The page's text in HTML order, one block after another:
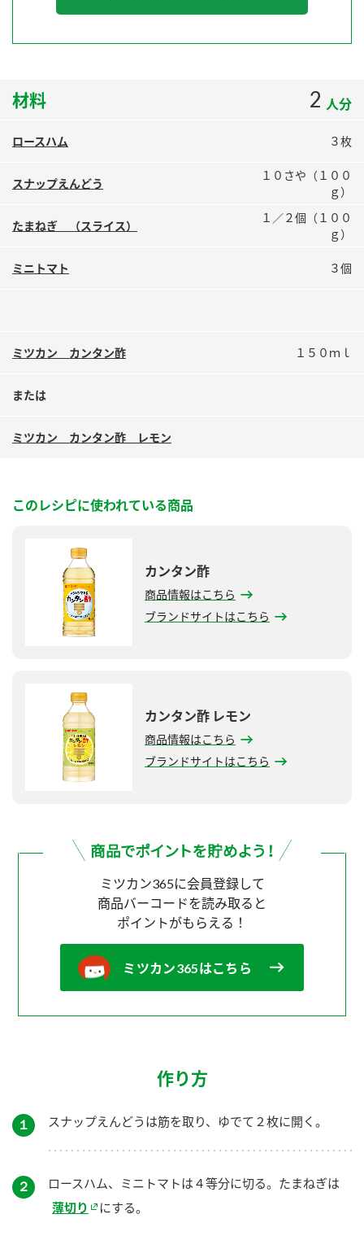
スペシャルサイト
ぽん酢サワー
鍋奉行マニュアル
ミツカンのCM
各部門が大切にしていること
キッザニア東京「ぽん酢工房」
よくあるご質問
地図から取り扱い店舗を探す
業務用サイト ミツカングループについて 製造所固有記号一覧
材料 2 人分
ロースハム ３枚
スナップえんどう
１０さや（１００
ｇ）
たまねぎ （スライス）
１／２個（１００
ｇ）
ミニトマト ３個
ミツカン カンタン酢 １５０ｍｌ
または
ミツカン カンタン酢 レモン
このレシピに使われている商品
カンタン酢
商品情報はこちら
ブランドサイトはこちら
カンタン酢 レモン
商品情報はこちら
ブランドサイトはこちら
ミツカン365に会員登録して
商品バーコードを読み取ると
ポイントがもらえる！
ミツカン365はこちら
作り方
１ スナップえんどうは筋を取り、ゆでて２枚に開く。
２
ロースハム、ミニトマトは４等分に切る。たまねぎは
薄切り
にする。